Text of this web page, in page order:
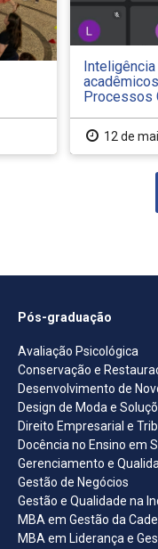
Processos
12 de
Pós-graduação
Avaliação Psicológica
Conservação e
Desenvolvimento de
Design de Moda e
Direito Empresarial e
Docência no Ensino em
Gerenciamento e
Gestão de Negócios
Gestão e Qualidade na
MBA em Gestão da
MBA em Liderança e